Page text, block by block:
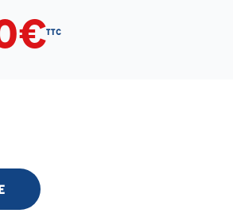
TTC